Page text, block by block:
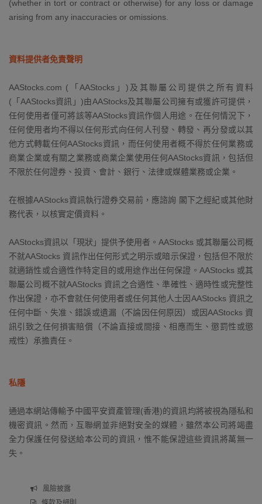
(whether in tort or contract or otherwise) for any loss or damage
arising from any inaccuracies or omissions.
資料提供者免責聲明
AAStocks.com (「AAStocks」)及其聯屬公司提供之所有資料
(「AAStocks資訊」)由AAStocks及其聯屬公司擁有或獲許可提供，
任何使用者僅可將該等AAStocks資訊作個人用途。在任何情況下，
任何使用者均不得以任何形式向任何人刊發、轉發、再分發或以其
他方式轉載任何AAStocks資訊，而任何使用者概不得於任何業務或
商業企業或有關之業務或商業企業使用任何AAStocks資訊，包括但
不限於任何證券、投資、會計、銀行、法律或媒體業務或企業。
在根據AAStocks資訊執行證券交易前，應諮詢 閣下之經紀或其他財
務代表，以核實定價資料。
AAStocks資訊以「現狀」提供予使用者。AAStocks 或其聯屬公司概
不就AAStocks 資訊作出任何形式之明示或暗示保證，包括但不限於
就適銷性或合適性作特定目的或用途作出任何保證。AAStocks 或其
聯屬公司概不就AAStocks 資訊之合適性、準確性、適時性或完整性
作出保證，亦不會就任何使用者或任何其他人士因AAStocks 資訊之
任何中斷、失准、錯誤或遺漏（不論因任何原因）或因AAStocks 資
訊引致之任何損害賠償（不論直接或間接、相應而生、懲罰性或懲
戒性）承擔責任。
私隱
通過本網站傳輸予中國平安資產管理(香港)的資訊均將被視為隱私和
機密資訊。然而，互聯網並非絕對安全的媒體，雖然本公司將竭盡
全力保護任何發送給本公司的資訊，惟不能保證這些資訊將萬無一
失。
風險披露